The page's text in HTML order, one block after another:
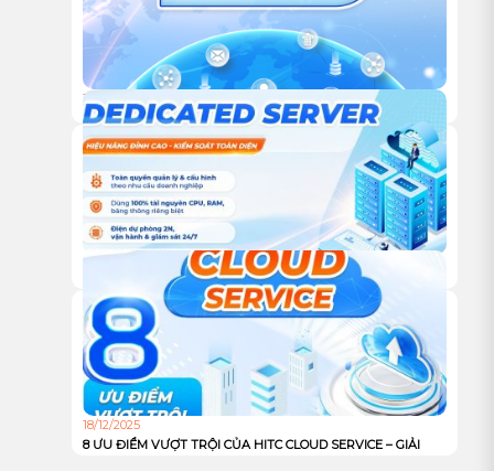
18/12/2025
DỊCH VỤ CDN CỦA HITC – GIẢI PHÁP TĂNG TỐC WEBSITE
VÀ TỐI ƯU TRẢI NGHIỆM NGƯỜI DÙNG TOÀN CẦU
18/12/2025
DỊCH VỤ DEDICATED SERVER TỪ HITC – HIỆU NĂNG ĐỈNH
CAO, KIỂM SOÁT TOÀN DIỆN CHO DOANH NGHIỆP
18/12/2025
8 ƯU ĐIỂM VƯỢT TRỘI CỦA HITC CLOUD SERVICE – GIẢI